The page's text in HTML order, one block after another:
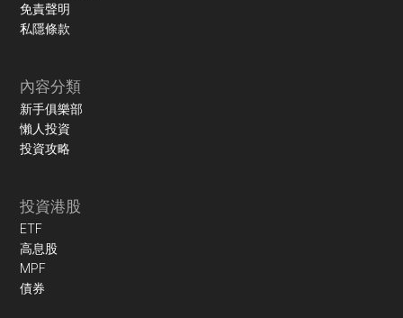
免責聲明
私隱條款
內容分類
新手俱樂部
懶人投資
投資攻略
投資港股
ETF
高息股
MPF
債券